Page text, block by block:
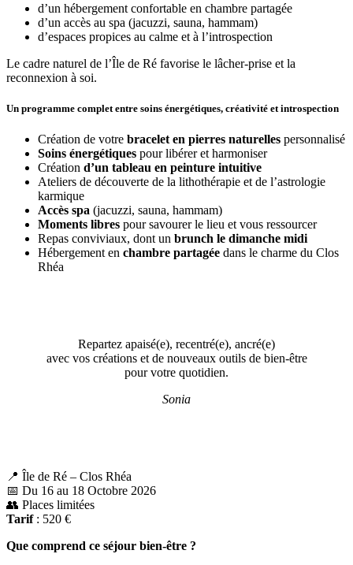
d’un hébergement confortable en chambre partagée
d’un accès au spa (jacuzzi, sauna, hammam)
d’espaces propices au calme et à l’introspection
Le cadre naturel de l’Île de Ré favorise le lâcher-prise et la
reconnexion à soi.
Un programme complet entre soins énergétiques, créativité et introspection
Création de votre bracelet en pierres naturelles personnalisé
Soins énergétiques pour libérer et harmoniser
Création d’un tableau en peinture intuitive
Ateliers de découverte de la lithothérapie et de l’astrologie
karmique
Accès spa (jacuzzi, sauna, hammam)
Moments libres pour savourer le lieu et vous ressourcer
Repas conviviaux, dont un brunch le dimanche midi
Hébergement en chambre partagée dans le charme du Clos
Rhéa
Repartez apaisé(e), recentré(e), ancré(e)
avec vos créations et de nouveaux outils de bien-être
pour votre quotidien.
Sonia
📍 Île de Ré – Clos Rhéa
📅 Du 16 au 18 Octobre 2026
👥 Places limitées
Tarif: 520 €
Que comprend ce séjour bien-être ?